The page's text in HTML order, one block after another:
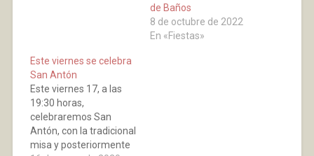
de Baños
8 de octubre de 2022
En «Fiestas»
Este viernes se celebra
San Antón
Este viernes 17, a las
19:30 horas,
celebraremos San
Antón, con la tradicional
misa y posteriormente